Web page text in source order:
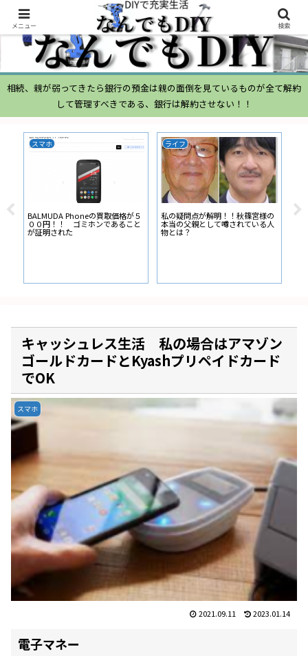
相続、親が弱ってきたら銀行の預金は親の面倒を見ているものが全て解約
して管理すべきである、銀行は解約させない！！
Linux Mint スマホ
キャッシュレス生活 私の場合はアマゾン
ゴールドカードとKyashプリペイドカード
でOK
スマホ
2021.09.11 2023.01.14
電子マネー
メニュー 検索